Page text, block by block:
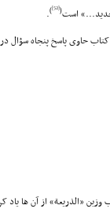
(
[52]
)
.
کتاب حاوى پاسخ پنجاه سؤال
«الذریعة» از آن ها یاد